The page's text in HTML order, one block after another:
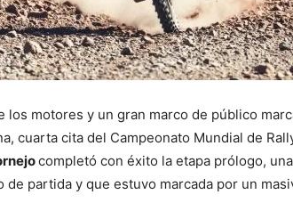
los motores y un gran marco de público
cuarta cita del Campeonato Mundial de
completó con éxito la etapa prólogo,
de partida y que estuvo marcada por un